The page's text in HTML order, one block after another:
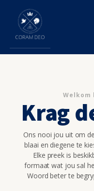
Welkom
Krag
Ons nooi jou uit om
blaai en diegene te
Elke preek is
formaat wat jou sal
Woord beter te